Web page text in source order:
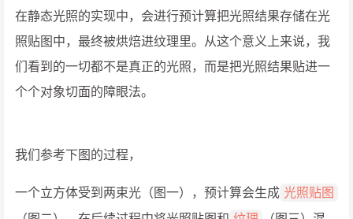
在静态光照的实现中，会进行预计算把光照结果存储在光
照贴图中，最终被烘焙进纹理里。从这个意义上来说，我
们看到的一切都不是真正的光照，而是把光照结果贴进一
个个对象切面的障眼法。
我们参考下图的过程，
一个立方体受到两束光（图一），预计算会生成 光照贴图